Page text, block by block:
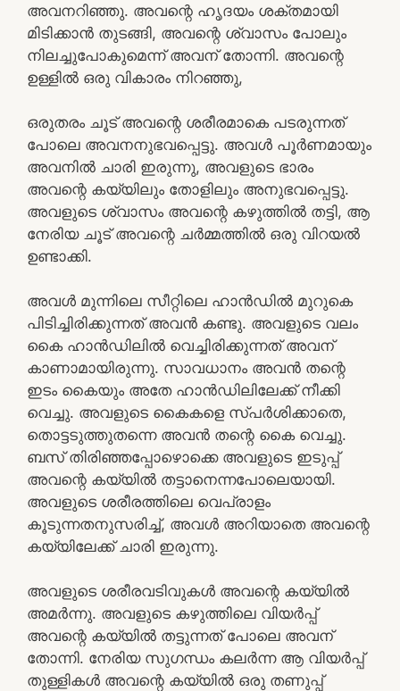
അവനറിഞ്ഞു. അവന്റെ ഹൃദയം ശക്തമായി
മിടിക്കാൻ തുടങ്ങി, അവന്റെ ശ്വാസം പോലും
നിലച്ചുപോകുമെന്ന് അവന് തോന്നി. അവന്റെ
ഉള്ളിൽ ഒരു വികാരം നിറഞ്ഞു,
ഒരുതരം ചൂട് അവന്റെ ശരീരമാകെ പടരുന്നത്
പോലെ അവനനുഭവപ്പെട്ടു. അവൾ പൂർണമായും
അവനിൽ ചാരി ഇരുന്നു, അവളുടെ ഭാരം
അവന്റെ കയ്യിലും തോളിലും അനുഭവപ്പെട്ടു.
അവളുടെ ശ്വാസം അവന്റെ കഴുത്തിൽ തട്ടി, ആ
നേരിയ ചൂട് അവന്റെ ചർമ്മത്തിൽ ഒരു വിറയൽ
ഉണ്ടാക്കി.
അവൾ മുന്നിലെ സീറ്റിലെ ഹാൻഡിൽ മുറുകെ
പിടിച്ചിരിക്കുന്നത് അവൻ കണ്ടു. അവളുടെ വലം
കൈ ഹാൻഡിലിൽ വെച്ചിരിക്കുന്നത് അവന്
കാണാമായിരുന്നു. സാവധാനം അവൻ തന്റെ
ഇടം കൈയും അതേ ഹാൻഡിലിലേക്ക് നീക്കി
വെച്ചു. അവളുടെ കൈകളെ സ്പർശിക്കാതെ,
തൊട്ടടുത്തുതന്നെ അവൻ തന്റെ കൈ വെച്ചു.
ബസ് തിരിഞ്ഞപ്പോഴൊക്കെ അവളുടെ ഇടുപ്പ്
അവന്റെ കയ്യിൽ തട്ടാനെന്നപോലെയായി.
അവളുടെ ശരീരത്തിലെ വെപ്രാളം
കൂടുന്നതനുസരിച്ച്, അവൾ അറിയാതെ അവന്റെ
കയ്യിലേക്ക് ചാരി ഇരുന്നു.
അവളുടെ ശരീരവടിവുകൾ അവന്റെ കയ്യിൽ
അമർന്നു. അവളുടെ കഴുത്തിലെ വിയർപ്പ്
അവന്റെ കയ്യിൽ തട്ടുന്നത് പോലെ അവന്
തോന്നി. നേരിയ സുഗന്ധം കലർന്ന ആ വിയർപ്പ്
തുള്ളികൾ അവന്റെ കയ്യിൽ ഒരു തണുപ്പ്